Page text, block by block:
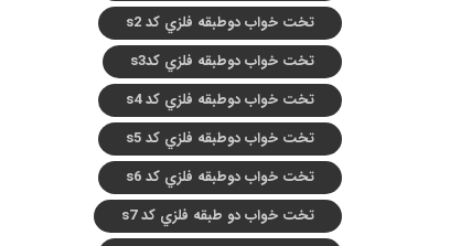
تخت خواب دوطبقه فلزي کد s2
تخت خواب دوطبقه فلزي کدs3
تخت خواب دوطبقه فلزي کد s4
تخت خواب دوطبقه فلزي کد s5
تخت خواب دوطبقه فلزي کد s6
تخت خواب دو طبقه فلزي کد s7